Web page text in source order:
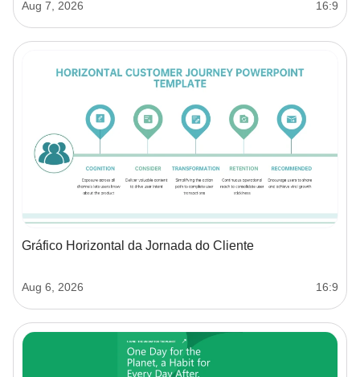
Aug 7, 2026 16:9
Gráfico Horizontal da Jornada do Cliente
Aug 6, 2026 16:9